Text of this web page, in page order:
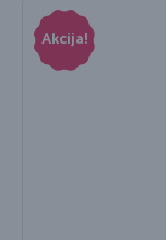
Akcija!